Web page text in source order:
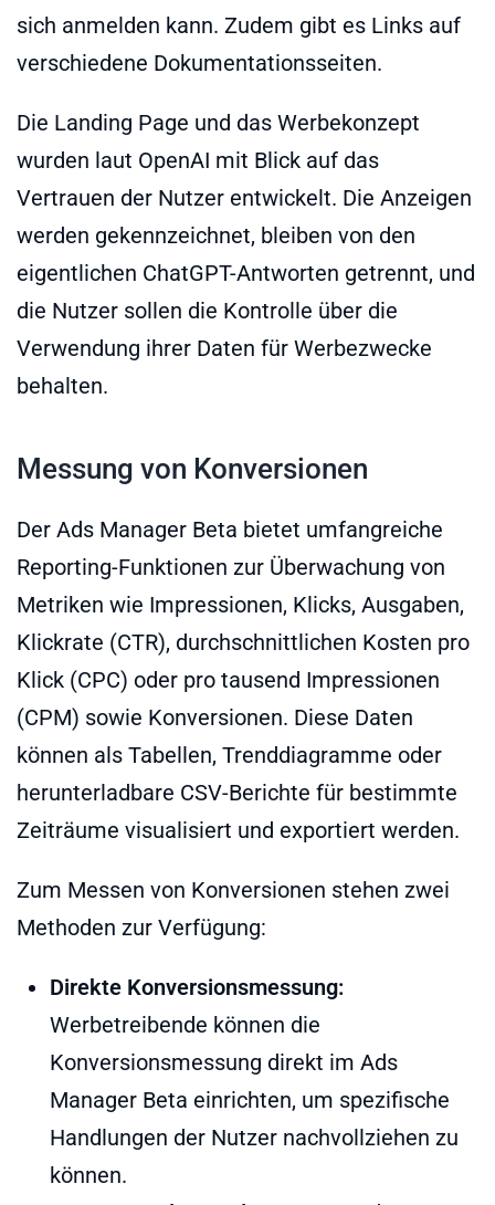
sich anmelden kann. Zudem gibt es Links auf
verschiedene Dokumentationsseiten.
Die Landing Page und das Werbekonzept
wurden laut OpenAI mit Blick auf das
Vertrauen der Nutzer entwickelt. Die Anzeigen
werden gekennzeichnet, bleiben von den
eigentlichen ChatGPT-Antworten getrennt, und
die Nutzer sollen die Kontrolle über die
Verwendung ihrer Daten für Werbezwecke
behalten.
Messung von Konversionen
Der Ads Manager Beta bietet umfangreiche
Reporting-Funktionen zur Überwachung von
Metriken wie Impressionen, Klicks, Ausgaben,
Klickrate (CTR), durchschnittlichen Kosten pro
Klick (CPC) oder pro tausend Impressionen
(CPM) sowie Konversionen. Diese Daten
können als Tabellen, Trenddiagramme oder
herunterladbare CSV-Berichte für bestimmte
Zeiträume visualisiert und exportiert werden.
Zum Messen von Konversionen stehen zwei
Methoden zur Verfügung:
Direkte Konversionsmessung:
Werbetreibende können die
Konversionsmessung direkt im Ads
Manager Beta einrichten, um spezifische
Handlungen der Nutzer nachvollziehen zu
können.